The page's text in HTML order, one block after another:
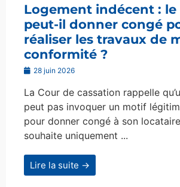
Logement indécent : le
peut-il donner congé
réaliser les travaux de
conformité ?
28 juin 2026
La Cour de cassation rappelle
peut pas invoquer un motif
pour donner congé à son
souhaite uniquement ...
Lire la suite →